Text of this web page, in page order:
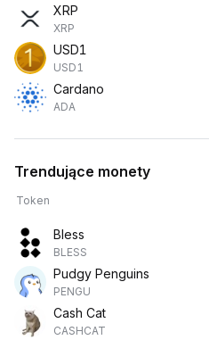
XRP
XRP
USD1
USD1
Cardano
ADA
Trendujące monety
Token
Bless
BLESS
Pudgy Penguins
PENGU
Cash Cat
CASHCAT